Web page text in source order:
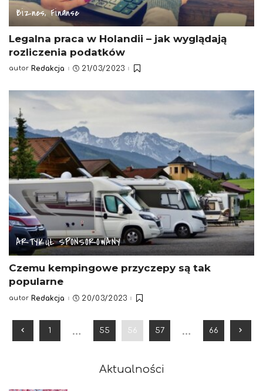
Biznes, Finanse
Legalna praca w Holandii – jak wyglądają
rozliczenia podatków
Posted
autor Redakcja 21/03/2023
ARTYKUŁ SPONSOROWANY
Czemu kempingowe przyczepy są tak
popularne
Posted
autor Redakcja 20/03/2023
1 … 55 56 57 … 66
Aktualności